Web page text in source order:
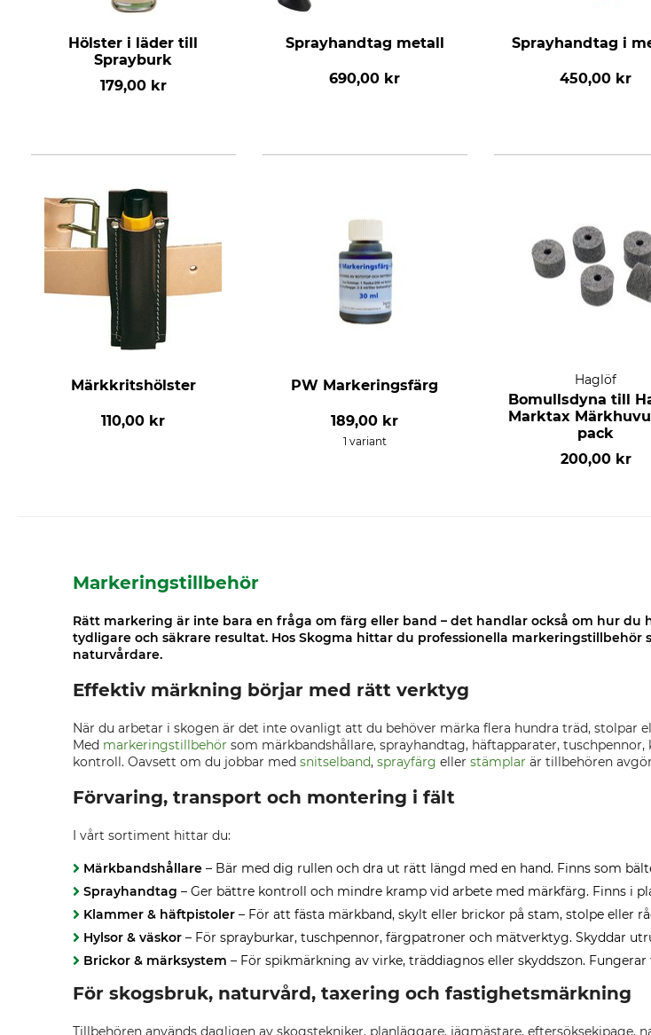
Hölster i läder till
Sprayburk
179,00 kr
Sprayhandtag metall
690,00 kr
Sprayhandtag i
450,00 kr
Märkkritshölster
110,00 kr
PW Markeringsfärg
189,00 kr
1 variant
Haglöf
Bomullsdyna till
Marktax
pack
200,00 kr
Markeringstillbehör
Rätt markering är inte bara en fråga om färg eller band – det handlar också om hur
tydligare och säkrare resultat. Hos Skogma hittar du professionella
naturvårdare.
Effektiv märkning börjar med rätt verktyg
När du arbetar i skogen är det inte ovanligt att du behöver märka flera hundra träd,
Med markeringstillbehör som märkbandshållare, sprayhandtag, häftapparater,
kontroll. Oavsett om du jobbar med snitselband, sprayfärg eller stämplar är tillbehören
Förvaring, transport och montering i fält
I vårt sortiment hittar du:
Märkbandshållare – Bär med dig rullen och dra ut rätt längd med en hand. Finns som
Sprayhandtag – Ger bättre kontroll och mindre kramp vid arbete med märkfärg. Finns i
Klammer & häftpistoler – För att fästa märkband, skylt eller brickor på stam, stolpe eller
Hylsor & väskor – För sprayburkar, tuschpennor, färgpatroner och mätverktyg. Skyddar
Brickor & märksystem – För spikmärkning av virke, träddiagnos eller skyddszon.
För skogsbruk, naturvård, taxering och fastighetsmärkning
Tillbehören används dagligen av skogstekniker, planläggare, jägmästare,